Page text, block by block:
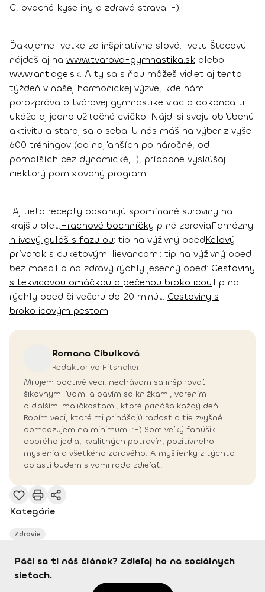
C, ovocné kyseliny a zdravá strava ;-).
Ďakujeme Ivetke za inšpiratívne slová. Ivetu Štecovú
nájdeš aj na www.tvarova-gymnastika.sk alebo
www.antiage.sk. A ty sa s ňou môžeš vidieť aj tento
týždeň v našej harmonickej výzve, kde nám
porozpráva o tvárovej gymnastike viac a dokonca ti
ukáže aj jedno užitočné cvičko. Nájdi si svoju obľúbenú
aktivitu a staraj sa o seba. U nás máš na výber z vyše
600 tréningov (od najľahších po náročné, od
pomalších cez dynamické,...), prípadne vyskúšaj
niektorý pomixovaný program:
Aj tieto recepty obsahujú spomínané suroviny na
krajšiu pleť:Hrachové bochníčky plné zdraviaFamózny
hlivový guláš s fazuľou: tip na výživný obedKelový
prívarok s cuketovými lievancami: tip na výživný obed
bez mäsaTip na zdravý rýchly jesenný obed: Cestoviny
s tekvicovou omáčkou a pečenou brokolicouTip na
rýchly obed či večeru do 20 minút: Cestoviny s
brokolicovým pestom
Romana Cibulková
Redaktor vo Fitshaker
Milujem poctivé veci, nechávam sa inšpirovať
šikovnými ľuďmi a bavím sa knižkami, varením
a ďalšími maličkosťami, ktoré prináša každý deň.
Robím veci, ktoré mi prinášajú radosť a tie zvyšné
obmedzujem na minimum. :-) Som veľký fanúšik
dobrého jedla, kvalitných potravín, pozitívneho
myslenia a všetkého zdravého. A myšlienky z týchto
oblastí budem s vami rada zdieľať.
Kategórie
Zdravie
Páči sa ti náš článok? Zdieľaj ho na sociálnych
sieťach.